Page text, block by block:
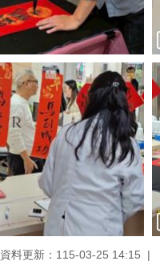
資料更新：115-03-25 14:15